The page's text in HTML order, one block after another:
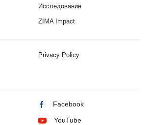
Исследование
ZIMA Impact
Privacy Policy
Facebook
YouTube